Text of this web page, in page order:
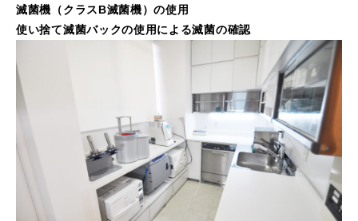
滅菌機（クラスB滅菌機）の使用
使い捨て滅菌バックの使用による滅菌の確認